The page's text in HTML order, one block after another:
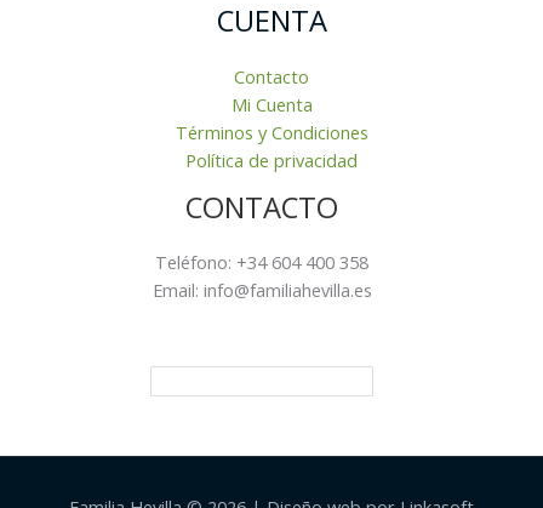
CUENTA
Contacto
Mi Cuenta
Términos y Condiciones
Política de privacidad
CONTACTO
Teléfono: +34 604 400 358
Email: info@familiahevilla.es